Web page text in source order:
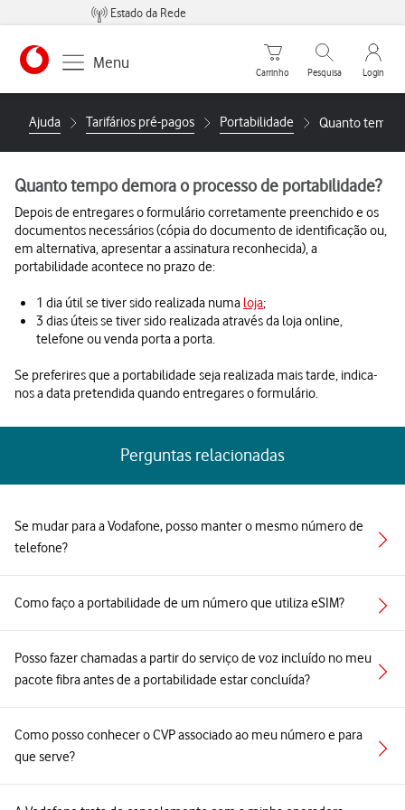
Estado da Rede
https://www.vodafone.pt
Menu
Carrinho de compras
Carrinho
Pesquisar
Pesquisa
My
Login
Ajuda Tarifários pré-pagos Portabilidade Quanto tempo
Quanto tempo demora o processo de portabilidade?
Depois de entregares o formulário corretamente preenchido e os
documentos necessários (cópia do documento de identificação ou,
em alternativa, apresentar a assinatura reconhecida), a
portabilidade acontece no prazo de:
1 dia útil se tiver sido realizada numa loja;
3 dias úteis se tiver sido realizada através da loja online,
telefone ou venda porta a porta.
Se preferires que a portabilidade seja realizada mais tarde, indica-
nos a data pretendida quando entregares o formulário.
Perguntas relacionadas
Se mudar para a Vodafone, posso manter o mesmo número de
telefone?
Como faço a portabilidade de um número que utiliza eSIM?
Posso fazer chamadas a partir do serviço de voz incluído no meu
pacote fibra antes de a portabilidade estar concluída?
Como posso conhecer o CVP associado ao meu número e para
que serve?